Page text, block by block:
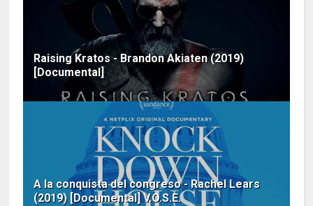
Raising Kratos - Brandon Akiaten (2019)
[Documental]
A la conquista del congreso - Rachel Lears
(2019) [Documental] V.O.S.E.